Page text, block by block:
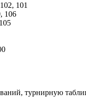
101
106
турнирную